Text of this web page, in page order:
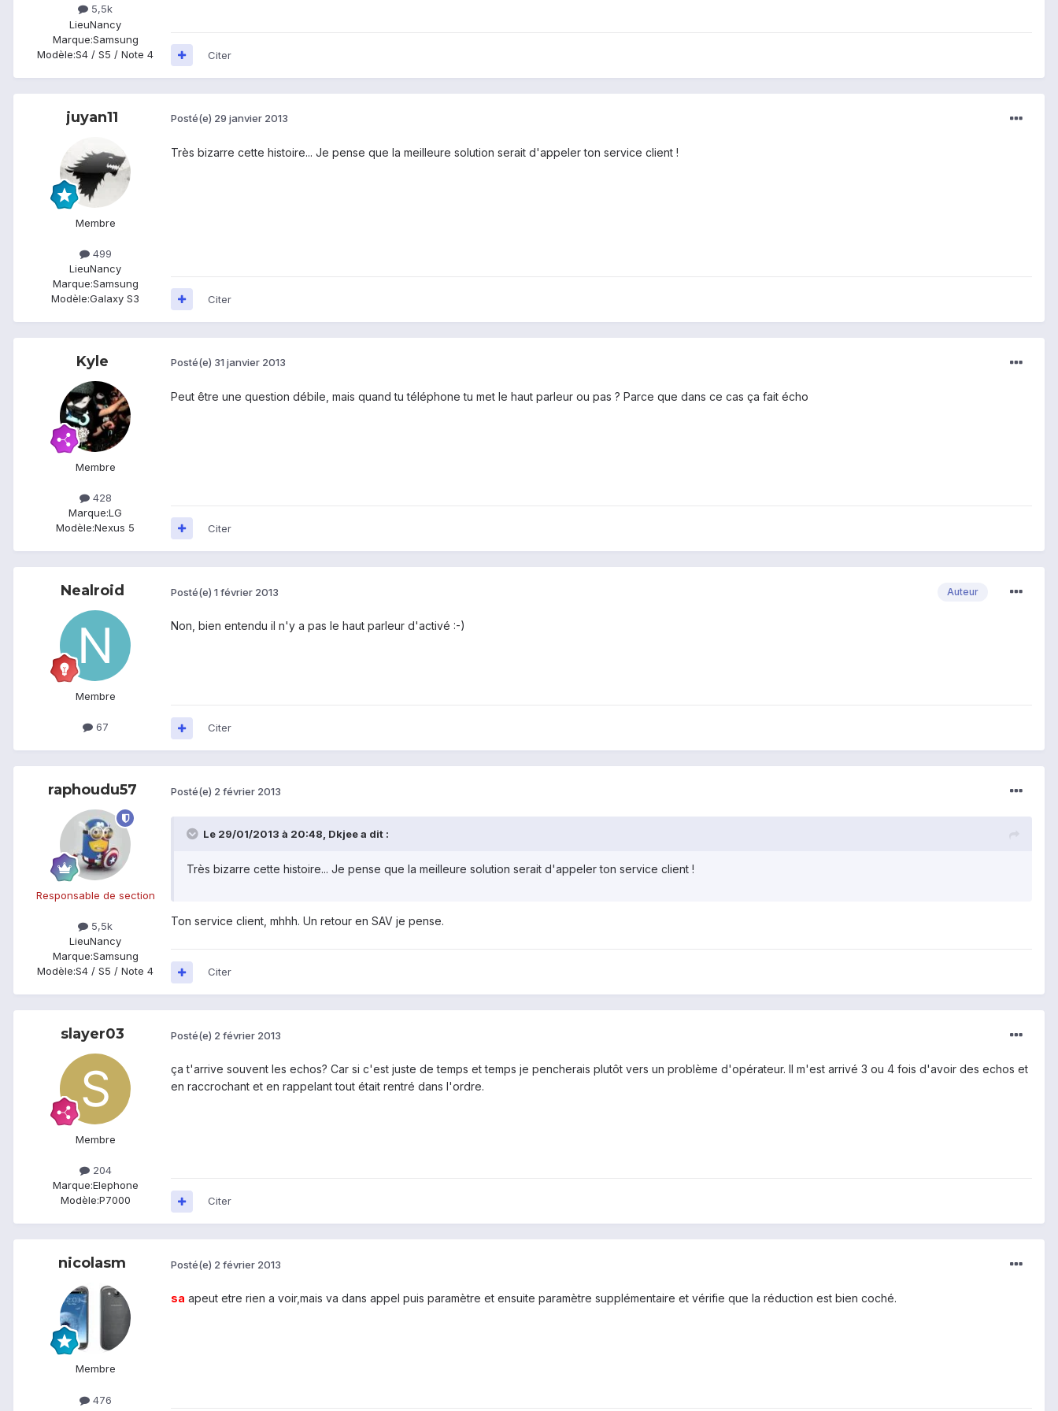
5,5k
LieuNancy
Marque:Samsung
Modèle:S4 / S5 / Note 4 Citer
juyan11
Membre
499
LieuNancy
Marque:Samsung
Modèle:Galaxy S3
Posté(e) 29 janvier 2013
Très bizarre cette histoire... Je pense que la meilleure solution serait d'appeler ton service client !
Citer
Kyle
Membre
428
Marque:LG
Modèle:Nexus 5
Posté(e) 31 janvier 2013
Peut être une question débile, mais quand tu téléphone tu met le haut parleur ou pas ? Parce que dans ce cas ça fait écho
Citer
Nealroid
Membre
67
Auteur
Posté(e) 1 février 2013
Non, bien entendu il n'y a pas le haut parleur d'activé :-)
Citer
raphoudu57
Responsable de section
5,5k
LieuNancy
Marque:Samsung
Modèle:S4 / S5 / Note 4
Posté(e) 2 février 2013
Le 29/01/2013 à 20:48, Dkjee a dit :
Très bizarre cette histoire... Je pense que la meilleure solution serait d'appeler ton service client !
Ton service client, mhhh. Un retour en SAV je pense.
Citer
slayer03
Membre
204
Marque:Elephone
Modèle:P7000
Posté(e) 2 février 2013
ça t'arrive souvent les echos? Car si c'est juste de temps et temps je pencherais plutôt vers un problème d'opérateur. Il m'est arrivé 3 ou 4 fois d'avoir des echos et
en raccrochant et en rappelant tout était rentré dans l'ordre.
Citer
nicolasm
Membre
476
Posté(e) 2 février 2013
sa apeut etre rien a voir,mais va dans appel puis paramètre et ensuite paramètre supplémentaire et vérifie que la réduction est bien coché.